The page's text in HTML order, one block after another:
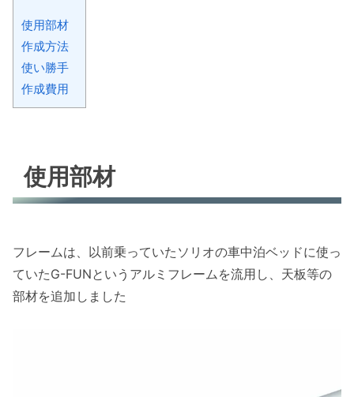
使用部材
作成方法
使い勝手
作成費用
使用部材
フレームは、以前乗っていたソリオの車中泊ベッドに使っ
ていたG-FUNというアルミフレームを流用し、天板等の
部材を追加しました